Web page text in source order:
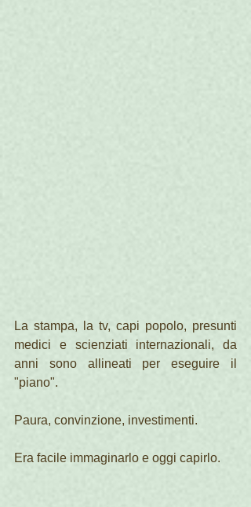
La stampa, la tv, capi popolo, presunti
medici e scienziati internazionali, da
anni sono allineati per eseguire il
"piano".
Paura, convinzione, investimenti.
Era facile immaginarlo e oggi capirlo.